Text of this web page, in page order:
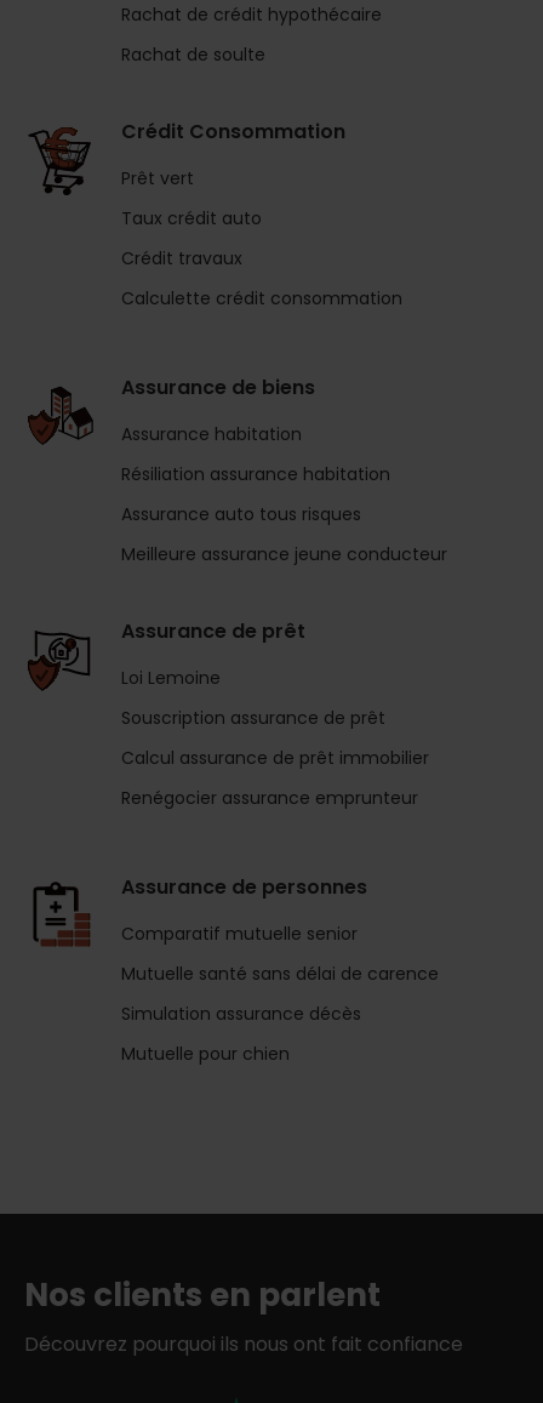
Rachat de crédit hypothécaire
Rachat de soulte
Crédit Consommation
Prêt vert
Taux crédit auto
Crédit travaux
Calculette crédit consommation
Assurance de biens
Assurance habitation
Résiliation assurance habitation
Assurance auto tous risques
Meilleure assurance jeune conducteur
Assurance de prêt
Loi Lemoine
Souscription assurance de prêt
Calcul assurance de prêt immobilier
Renégocier assurance emprunteur
Assurance de personnes
Comparatif mutuelle senior
Mutuelle santé sans délai de carence
Simulation assurance décès
Mutuelle pour chien
Nos clients en parlent
Découvrez pourquoi ils nous ont fait confiance